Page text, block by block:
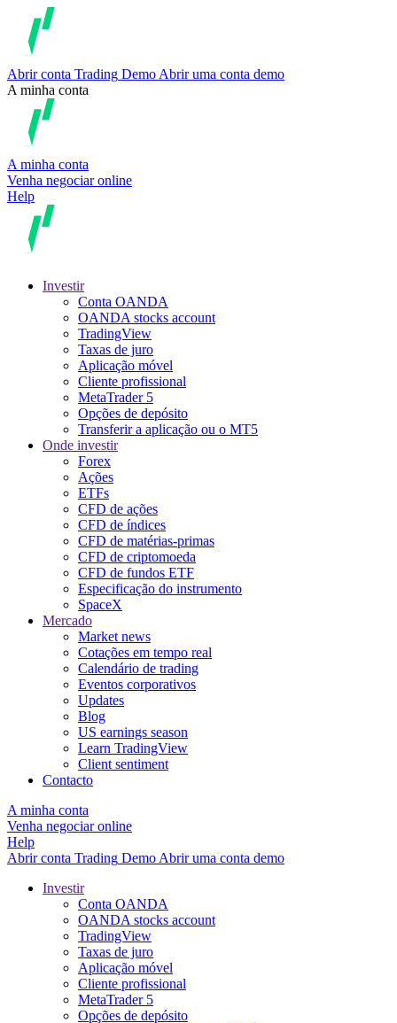
Abrir conta Trading Demo Abrir uma conta demo
A minha conta
A minha conta
Venha negociar online
Help
Investir
Conta OANDA
OANDA stocks account
TradingView
Taxas de juro
Aplicação móvel
Cliente profissional
MetaTrader 5
Opções de depósito
Transferir a aplicação ou o MT5
Onde investir
Forex
Ações
ETFs
CFD de ações
CFD de índices
CFD de matérias-primas
CFD de criptomoeda
CFD de fundos ETF
Especificação do instrumento
SpaceX
Mercado
Market news
Cotações em tempo real
Calendário de trading
Eventos corporativos
Updates
Blog
US earnings season
Learn TradingView
Client sentiment
Contacto
A minha conta
Venha negociar online
Help
Abrir conta Trading Demo Abrir uma conta demo
Investir
Conta OANDA
OANDA stocks account
TradingView
Taxas de juro
Aplicação móvel
Cliente profissional
MetaTrader 5
Opções de depósito